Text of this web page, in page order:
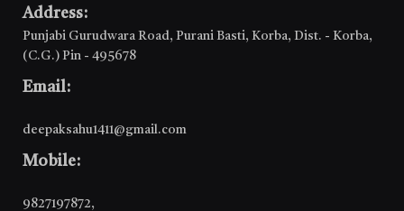
Address:
Punjabi Gurudwara Road, Purani Basti, Korba, Dist. - Korba,
(C.G.) Pin - 495678
Email:
deepaksahu1411@gmail.com
Mobile:
9827197872,